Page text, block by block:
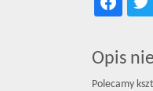
Opis
Polecamy